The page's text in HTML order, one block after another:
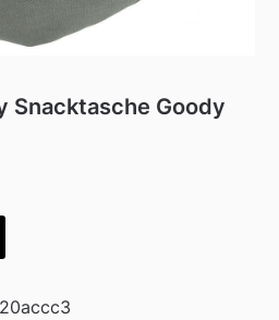
Snacktasche Goody